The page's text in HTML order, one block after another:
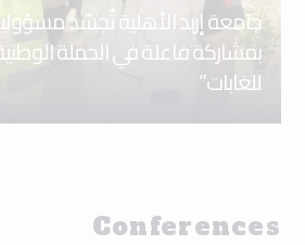
جامعة إربد الأهلية تُجسّد
بمشاركة فاعلة في الحملة
للغابات”
Conferences